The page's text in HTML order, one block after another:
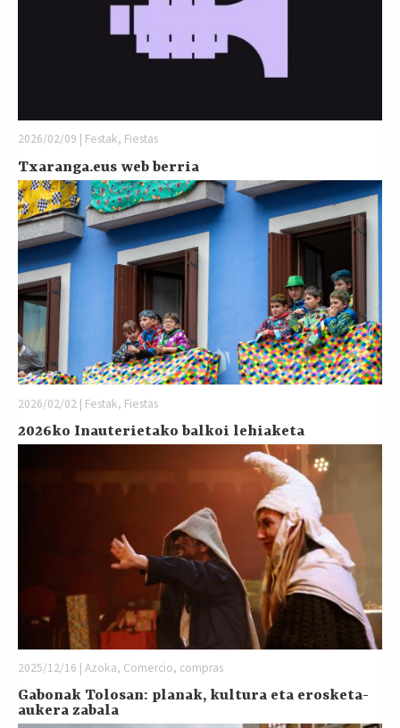
2026/02/09 | Festak, Fiestas
Txaranga.eus web berria
2026/02/02 | Festak, Fiestas
2026ko Inauterietako balkoi lehiaketa
2025/12/16 | Azoka, Comercio, compras
Gabonak Tolosan: planak, kultura eta erosketa-
aukera zabala